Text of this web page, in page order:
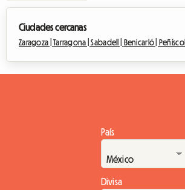
Ciudades cercanas
Zaragoza |Tarragona |Sabadell | Benicarló |
País
Divisa